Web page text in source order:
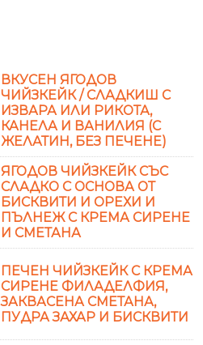
ВКУСЕН ЯГОДОВ
ЧИЙЗКЕЙК / СЛАДКИШ С
ИЗВАРА ИЛИ РИКОТА,
КАНЕЛА И ВАНИЛИЯ (С
ЖЕЛАТИН, БЕЗ ПЕЧЕНЕ)
ЯГОДОВ ЧИЙЗКЕЙК СЪС
СЛАДКО С ОСНОВА ОТ
БИСКВИТИ И ОРЕХИ И
ПЪЛНЕЖ С КРЕМА СИРЕНЕ
И СМЕТАНА
ПЕЧЕН ЧИЙЗКЕЙК С КРЕМА
СИРЕНЕ ФИЛАДЕЛФИЯ,
ЗАКВАСЕНА СМЕТАНА,
ПУДРА ЗАХАР И БИСКВИТИ